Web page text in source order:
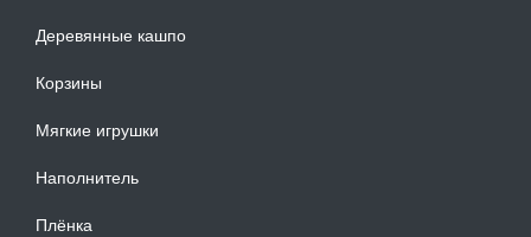
Деревянные кашпо
Корзины
Мягкие игрушки
Наполнитель
Плёнка